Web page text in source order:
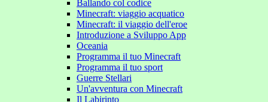
Ballando col codice
Minecraft: viaggio acquatico
Minecraft: il viaggio dell'eroe
Introduzione a Sviluppo App
Oceania
Programma il tuo Minecraft
Programma il tuo sport
Guerre Stellari
Un'avventura con Minecraft
Il Labirinto